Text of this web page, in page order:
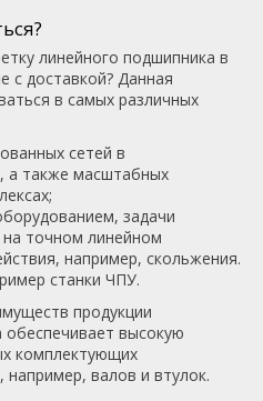
линейного подшипника в
с доставкой? Данная
в самых различных
сетей в
а также масштабных
задачи
точном линейном
например, скольжения.
станки ЧПУ.
продукции
высокую
комплектующих
валов и втулок.